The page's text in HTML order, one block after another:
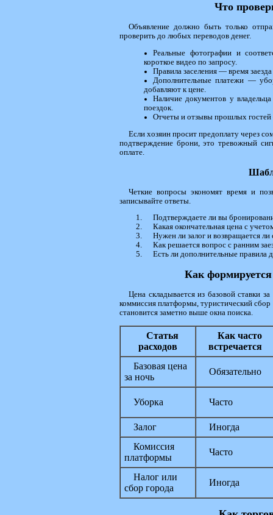
Что
Объявление должно быть только
проверить до любых переводов денег.
Реальные фотографии и
короткое видео по запросу.
Правила заселения — время
Дополнительные платежи —
добавляют к цене.
Наличие документов у
поездок.
Отчеты и отзывы прошлых
Если хозяин просит предоплату через
подтверждение брони, это тревожный
оплате.
Четкие вопросы экономят время и
записывайте ответы.
Подтверждаете ли вы
Какая окончательная цена с
Нужен ли залог и возвращается
Как решается вопрос с ранним
Есть ли дополнительные правила
Как
Цена складывается из базовой ставки
коммиссия платформы, туристический сбор
становится заметно выше окна поиска.
Статья
расходов
Как часто
встречается
Базовая цена
за ночь
Обязательно
Уборка Часто
Залог
Иногда
Комиссия
платформы
Часто
Налог или
сбор города
Иногда